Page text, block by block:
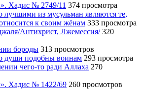
Хадис № 2749/11 374 просмотра
лучшими из мусульман являются те,
к своим жёнам 333 просмотра
Антихрист, Лжемессия/ 320
бороды 313 просмотров
души подобны воинам 293 просмотра
чего-то ради Аллаха 270
Хадис № 1422/69 260 просмотров